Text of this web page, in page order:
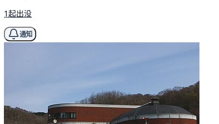
1起出没
通知